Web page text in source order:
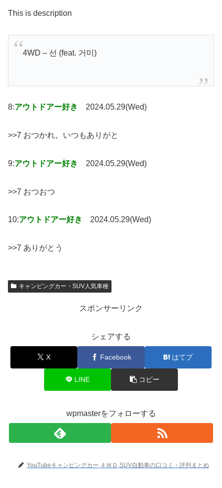
This is description
4WD – 선 (feat. 거미)
8:アウトドアー好き 2024.05.29(Wed)
>>7 おつかれ。いつもありがと
9:アウトドアー好き 2024.05.29(Wed)
>>7 おつおつ
10:アウトドアー好き 2024.05.29(Wed)
>>7 ありがとう
キャンピングカー・SUV人気車種
スポンサーリンク
シェアする
X Facebook はてブ
LINE コピー
wpmasterをフォローする
YouTubeキャンピングカー,４ＷＤ,SUV自動車の口コミ・評判まとめ